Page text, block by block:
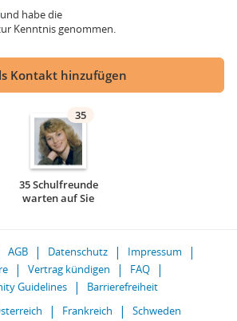
und habe die
Kenntnis genommen.
Kontakt hinzufügen
35
35 Schulfreunde
warten auf Sie
AGB Datenschutz
Impressum
Vertrag kündigen
FAQ
Guidelines
Barrierefreiheit
Frankreich Schweden